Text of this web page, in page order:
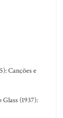
Canções e
(1937):